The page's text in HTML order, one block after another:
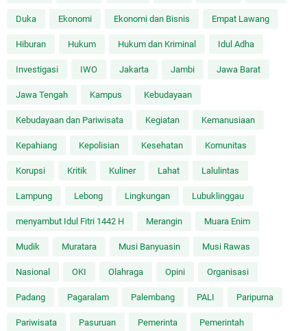
Duka Ekonomi Ekonomi dan Bisnis Empat Lawang
Hiburan Hukum Hukum dan Kriminal Idul Adha
Investigasi IWO Jakarta Jambi Jawa Barat
Jawa Tengah Kampus Kebudayaan
Kebudayaan dan Pariwisata Kegiatan Kemanusiaan
Kepahiang Kepolisian Kesehatan Komunitas
Korupsi Kritik Kuliner Lahat Lalulintas
Lampung Lebong Lingkungan Lubuklinggau
menyambut Idul Fitri 1442 H Merangin Muara Enim
Mudik Muratara Musi Banyuasin Musi Rawas
Nasional OKI Olahraga Opini Organisasi
Padang Pagaralam Palembang PALI Paripurna
Pariwisata Pasuruan Pemerinta Pemerintah